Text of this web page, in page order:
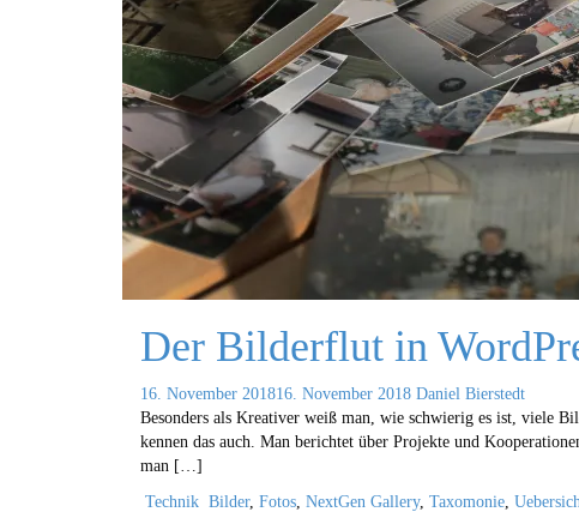
Der Bilderflut in
16. November 201816. November 2018 Daniel Bierstedt
Besonders als Kreativer weiß man, wie schwierig es ist, viele
kennen das auch. Man berichtet über Projekte und
man […]
Technik Bilder, Fotos, NextGen Gallery, Taxomonie,